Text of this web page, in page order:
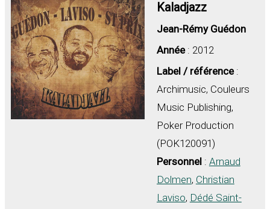
Kaladjazz
Jean-Rémy Guédon
Année: 2012
Label / référence:
Archimusic, Couleurs
Music Publishing,
Poker Production
(POK120091)
Personnel : Arnaud
Dolmen, Christian
Laviso, Dédé Saint-